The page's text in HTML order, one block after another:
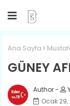
Ana Sayfa
GÜNEY
Ocak 29,